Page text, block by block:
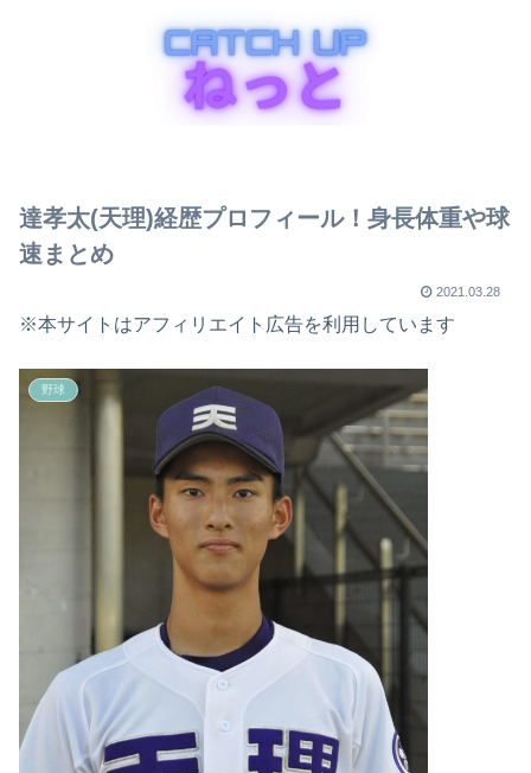
達孝太(天理)経歴プロフィール！身長体重や球
速まとめ
2021.03.28
※本サイトはアフィリエイト広告を利用しています
野球